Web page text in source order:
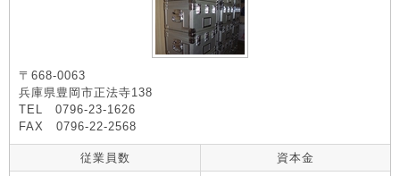
〒668-0063
兵庫県豊岡市正法寺138
TEL 0796-23-1626
FAX 0796-22-2568
従業員数
資本金